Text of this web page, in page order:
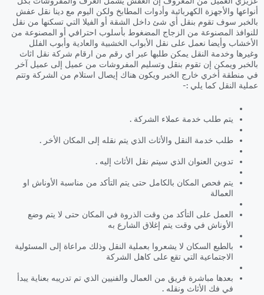
أنواعها والأجهزة الكهربائية وأدوات المطابخ ولكن اليوم مع دينا نقل عفش
بالخبر سوف تقوم بنقل أي شئ داخل الشقة أو الفيلا التي تسكنها من نقل
للنوافذ المصنوعة من الزجاج المضغوط بأسلوب احترافي أو المصنوعة من
الأخشاب وأيضا نعمل على نقل الأبواب الخشبية والعادية وأبوب الفلل
وغيرها وخدمة النقل يمكن طلبها عبر اي رقم من ارقام شركة نقل اثاث
بالخبر ويمكن إن تقوم بنقل وتسليم المفروشات من عميل إلى عميل آخر
في منطقة أخري خارج الخبر ويكون هناك إيصال استلام من الشركة وتتم
عملية النقل كما يلي :-
يتم طلب خدمة عملاء الشركة .
طلب خدمة النقل والأثاث الذي يتم نقله إلى المكان الأخر .
تدوين العنوان الذي سيتم نقل الأثاث إليه .
يتم فحص المكان بالكامل حتى يتم التأكد من مناسبة الأوناش او
العمالة
العمل على التأكد من وقت الذروة في المكان حتى لا يتم وضع
الأوناش في وقت يتم إغلاق الشارع به
بالطبع السكان لا يشعروا بعملية النقل وذلك مراعاة إلى المسئولية
الاجتماعية التي تقع على كاهل الشركة
بعدها مباشرة فريق من العمال والفنيين الذي تم تدريبه بعناية يبدأ
في فك الأثاث ونقله .